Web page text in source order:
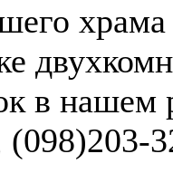
в нашем
(098)203-